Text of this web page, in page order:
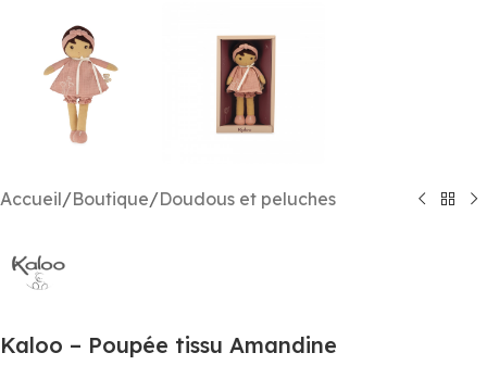
Accueil/Boutique/Doudous et peluches
Kaloo – Poupée tissu Amandine